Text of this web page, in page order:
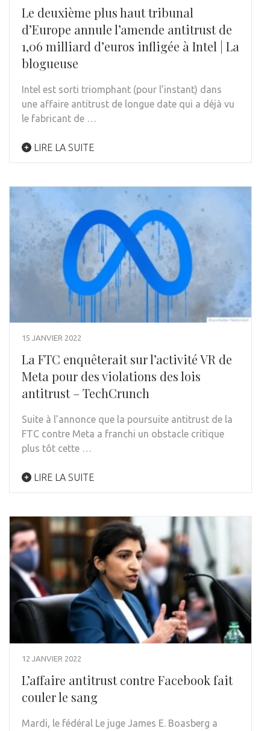
Le deuxième plus haut tribunal
d’Europe annule l’amende antitrust de
1,06 milliard d’euros infligée à Intel | La
blogueuse
Intel est sorti triomphant (pour l’instant) dans
une affaire antitrust de longue date qui a déjà vu
le fabricant de …
LIRE LA SUITE
15 JANVIER 2022
La FTC enquêterait sur l’activité VR de
Meta pour des violations des lois
antitrust – TechCrunch
Suite à l’annonce que la poursuite antitrust de la
FTC contre Meta a franchi un obstacle critique
plus tôt cette …
LIRE LA SUITE
12 JANVIER 2022
L’affaire antitrust contre Facebook fait
couler le sang
Mardi, le fédéral Le juge James E. Boasberg a